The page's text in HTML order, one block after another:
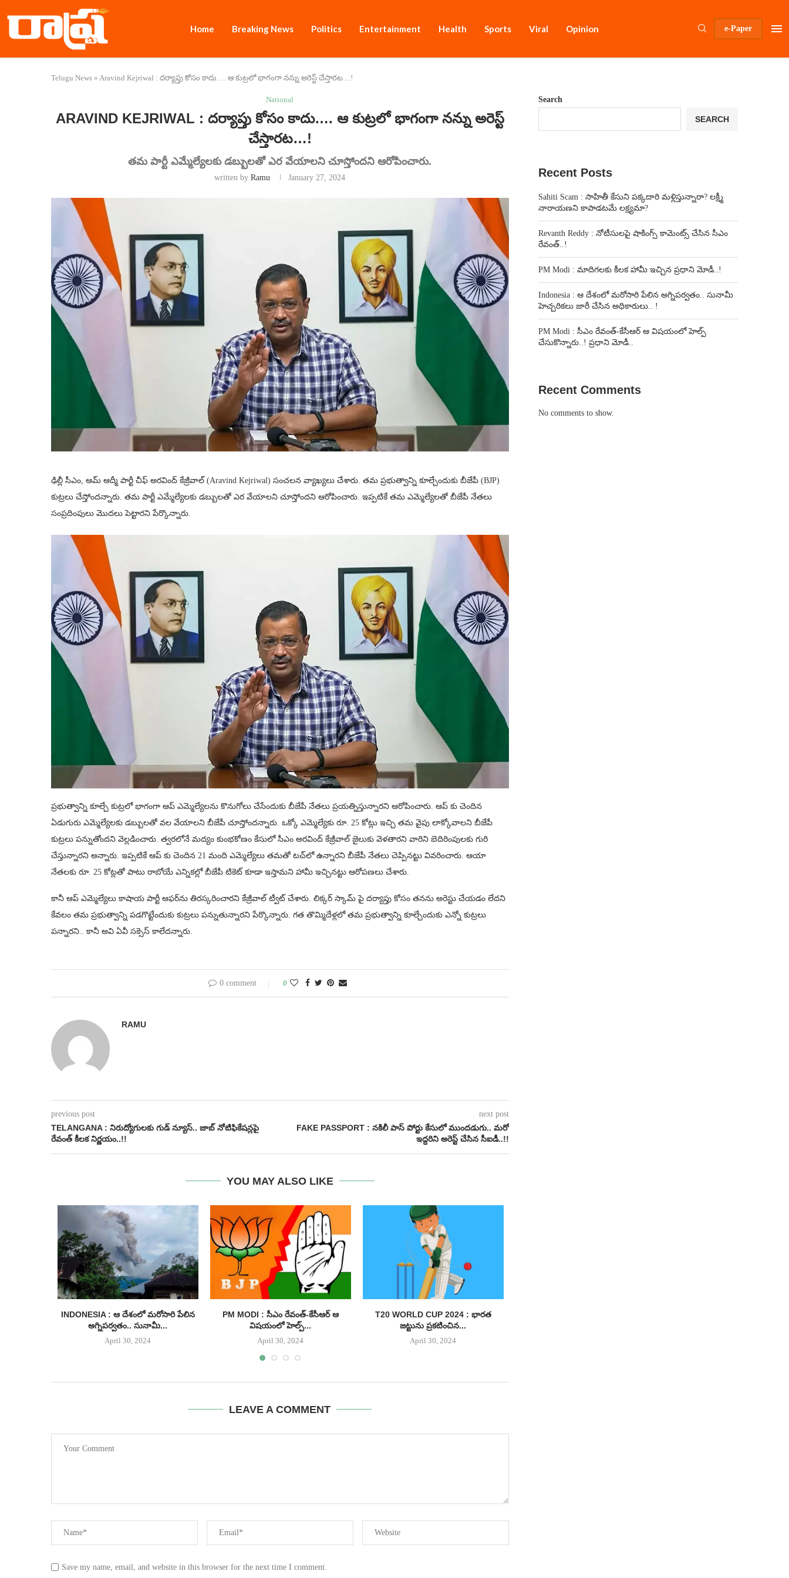
Home Breaking News Politics Entertainment Health Sports Viral Opinion e-Paper
Telugu News » Aravind Kejriwal : దర్యాప్తు కోసం కాదు…. ఆ కుట్రలో భాగంగా నన్ను అరెస్ట్ చేస్తారట…!
National
ARAVIND KEJRIWAL : దర్యాప్తు కోసం కాదు…. ఆ కుట్రలో భాగంగా నన్ను అరెస్ట్
చేస్తారట…!
తమ పార్టీ ఎమ్మేల్యేలకు డబ్బులతో ఎర వేయాలని చూస్తోందని ఆరోపించారు.
written byRamu January 27, 2024
ఢిల్లీ సీఎం, ఆమ్ ఆద్మీ పార్టీ చీఫ్ అరవింద్ కేజ్రీవాల్ (Aravind Kejriwal) సంచలన వ్యాఖ్యలు చేశారు. తమ ప్రభుత్వాన్ని కూల్చేందుకు బీజేపీ (BJP)
కుట్రలు చేస్తోందన్నారు. తమ పార్టీ ఎమ్మేల్యేలకు డబ్బులతో ఎర వేయాలని చూస్తోందని ఆరోపించారు. ఇప్పటికే తమ ఎమ్మెల్యేలతో బీజేపీ నేతలు
సంప్రదింపులు మొదలు పెట్టారని పేర్కొన్నారు.
ప్రభుత్వాన్ని కూల్చే కుట్రలో భాగంగా ఆప్ ఎమ్మెల్యేలను కొనుగోలు చేసేందుకు బీజేపీ నేతలు ప్రయత్నిస్తున్నారని ఆరోపించారు. ఆప్ కు చెందిన
ఏడుగురు ఎమ్మెల్యేలకు డబ్బులతో వల వేయాలని బీజేపీ చూస్తోందన్నారు. ఒక్కో ఎమ్మెల్యేకు రూ. 25 కోట్లు ఇచ్చి తమ వైపు లాక్కోవాలని బీజేపీ
కుట్రలు పన్నుతోందని వెల్లడించారు. త్వరలోనే మద్యం కుంభకోణం కేసులో సీఎం అరవింద్ కేజ్రీవాల్ జైలుకు వెళతారని వారిని బెదిరింపులకు గురి
చేస్తున్నారని అన్నారు. ఇప్పటికే ఆప్ కు చెందిన 21 మంది ఎమ్మెల్యేలు తమతో టచ్‌లో ఉన్నారని బీజేపీ నేతలు చెప్పినట్టు వివరించారు. ఆయా
నేతలకు రూ. 25 కోట్లతో పాటు రాబోయే ఎన్నికల్లో బీజేపీ టికెట్ కూడా ఇస్తామని హామీ ఇచ్చినట్టు ఆరోపణలు చేశారు.
కానీ ఆప్ ఎమ్మెల్యేలు కాషాయ పార్టీ ఆఫర్‌ను తిరస్కరించారని కేజ్రీవాల్ ట్వీట్ చేశారు. లిక్కర్ స్కామ్ పై దర్యాప్తు కోసం తనను అరెస్టు చేయడం లేదని
కేవలం తమ ప్రభుత్వాన్ని పడగొట్టేందుకు కుట్రలు పన్నుతున్నారని పేర్కొన్నారు. గత తొమ్మిదేళ్లలో తమ ప్రభుత్వాన్ని కూల్చేందుకు ఎన్నో కుట్రలు
పన్నారని.. కానీ అవి ఏవీ సక్సెస్ కాలేదన్నారు.
0 comment 0
RAMU
previous post
TELANGANA : నిరుద్యోగులకు గుడ్ న్యూస్.. జాబ్ నోటిఫికేషన్లపై
రేవంత్ కీలక నిర్ణయం..!!
next post
FAKE PASSPORT : నకిలీ పాస్ పోర్టు కేసులో ముందడుగు.. మరో
ఇద్దరిని అరెస్ట్ చేసిన సీఐడీ..!!
YOU MAY ALSO LIKE
INDONESIA : ఆ దేశంలో మరోసారి పేలిన
అగ్నిపర్వతం.. సునామీ...
April 30, 2024
PM MODI : సీఎం రేవంత్-కేసీఆర్ ఆ
విషయంలో హెల్ప్...
April 30, 2024
T20 WORLD CUP 2024 : భారత
జట్టును ప్రకటించిన...
April 30, 2024
LEAVE A COMMENT
Save my name, email, and website in this browser for the next time I comment.
Search
SEARCH
Recent Posts
Sahiti Scam : సాహితీ కేసుని పక్కదారి మళ్లిస్తున్నారా? లక్ష్మీ
నారాయణని కాపాడటమే లక్ష్యమా?
Revanth Reddy : నోటీసులపై షాకింగ్స్ కామెంట్స్ చేసిన సీఎం
రేవంత్..!
PM Modi : మాదిగలకు కీలక హామీ ఇచ్చిన ప్రధాని మోడీ..!
Indonesia : ఆ దేశంలో మరోసారి పేలిన అగ్నిపర్వతం.. సునామీ
హెచ్చరికలు జారీ చేసిన అధికారులు.. !
PM Modi : సీఎం రేవంత్-కేసీఆర్ ఆ విషయంలో హెల్ప్
చేసుకొన్నారు..! ప్రధాని మోడీ..
Recent Comments
No comments to show.